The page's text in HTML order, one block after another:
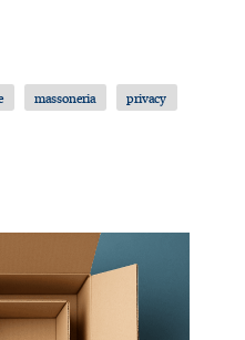
massoneria
privacy